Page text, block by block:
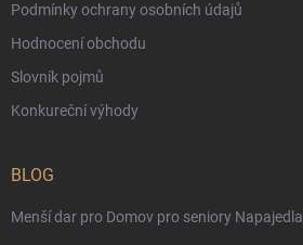
Podmínky ochrany osobních údajů
Hodnocení obchodu
Slovník pojmů
Konkureční výhody
BLOG
Menší dar pro Domov pro seniory Napajedla